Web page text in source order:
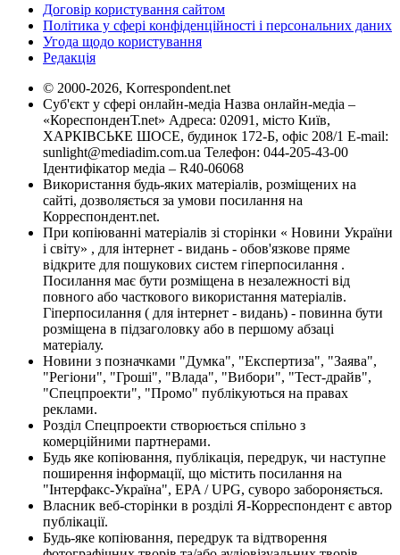
Договір користування сайтом
Політика у сфері конфіденційності і персональних даних
Угода щодо користування
Редакція
© 2000-2026, Korrespondent.net
Суб'єкт у сфері онлайн-медіа Назва онлайн-медіа –
«КореспонденТ.net» Адреса: 02091, місто Київ,
ХАРКІВСЬКЕ ШОСЕ, будинок 172-Б, офіс 208/1 E-mail:
sunlight@mediadim.com.ua Телефон: 044-205-43-00
Ідентифікатор медіа – R40-06068
Використання будь-яких матеріалів, розміщених на
сайті, дозволяється за умови посилання на
Корреспондент.net.
При копіюванні матеріалів зі сторінки « Новини України
і світу» , для інтернет - видань - обов'язкове пряме
відкрите для пошукових систем гіперпосилання .
Посилання має бути розміщена в незалежності від
повного або часткового використання матеріалів.
Гіперпосилання ( для інтернет - видань) - повинна бути
розміщена в підзаголовку або в першому абзаці
матеріалу.
Новини з позначками "Думка", "Експертиза", "Заява",
"Регіони", "Гроші", "Влада", "Вибори", "Тест-драйв",
"Спецпроекти", "Промо" публікуються на правах
реклами.
Розділ Спецпроекти створюється спільно з
комерційними партнерами.
Будь яке копіювання, публікація, передрук, чи наступне
поширення інформації, що містить посилання на
"Інтерфакс-Україна", EPA / UPG, суворо забороняється.
Власник веб-сторінки в розділі Я-Корреспондент є автор
публікації.
Будь-яке копіювання, передрук та відтворення